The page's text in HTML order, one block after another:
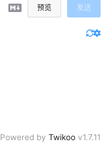
预览 发送
Powered by Twikoo v1.7.11